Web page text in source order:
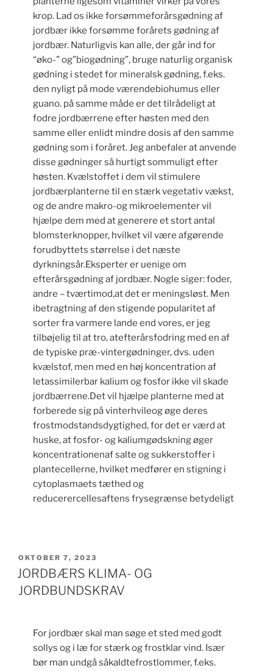
krop. Lad os ikke forsømmeforårsgødning af
jordbær ikke forsømme forårets gødning af
jordbær. Naturligvis kan alle, der går ind for
“øko-” og”biogødning”, bruge naturlig organisk
gødning i stedet for mineralsk gødning, f.eks.
den nyligt på mode værendebiohumus eller
guano. på samme måde er det tilrådeligt at
fodre jordbærrene efter høsten med den
samme eller enlidt mindre dosis af den samme
gødning som i foråret. Jeg anbefaler at anvende
disse gødninger så hurtigt sommuligt efter
høsten. Kvælstoffet i dem vil stimulere
jordbærplanterne til en stærk vegetativ vækst,
og de andre makro-og mikroelementer vil
hjælpe dem med at generere et stort antal
blomsterknopper, hvilket vil være afgørende
forudbyttets størrelse i det næste
dyrkningsår.Eksperter er uenige om
efterårsgødning af jordbær. Nogle siger: foder,
andre – tværtimod,at det er meningsløst. Men
ibetragtning af den stigende popularitet af
sorter fra varmere lande end vores, er jeg
tilbøjelig til at tro, atefterårsfodring med en af
de typiske præ-vintergødninger, dvs. uden
kvælstof, men med en høj koncentration af
letassimilerbar kalium og fosfor ikke vil skade
jordbærrene.Det vil hjælpe planterne med at
forberede sig på vinterhvileog øge deres
frostmodstandsdygtighed, for det er værd at
huske, at fosfor- og kaliumgødskning øger
koncentrationenaf salte og sukkerstoffer i
plantecellerne, hvilket medfører en stigning i
cytoplasmaets tæthed og
reducerercellesaftens frysegrænse betydeligt
UDGIVET
DEN
OKTOBER 7, 2023
JORDBÆRS KLIMA- OG
JORDBUNDSKRAV
For jordbær skal man søge et sted med godt
sollys og i læ for stærk og frostklar vind. Især
bør man undgå såkaldtefrostlommer, f.eks.